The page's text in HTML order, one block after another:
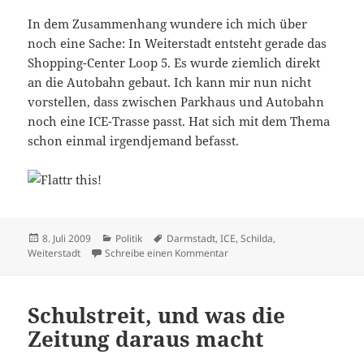
In dem Zusammenhang wundere ich mich über
noch eine Sache: In Weiterstadt entsteht gerade das
Shopping-Center Loop 5. Es wurde ziemlich direkt
an die Autobahn gebaut. Ich kann mir nun nicht
vorstellen, dass zwischen Parkhaus und Autobahn
noch eine ICE-Trasse passt. Hat sich mit dem Thema
schon einmal irgendjemand befasst.
Veröffentlicht
am
8. Juli 2009 Kategorien
Politik Schlagwörter
Darmstadt,ICE,Schilda,
Weiterstadt
Schreibe einen Kommentarzu Bahn-Schilda
Schulstreit, und was die
Zeitung daraus macht